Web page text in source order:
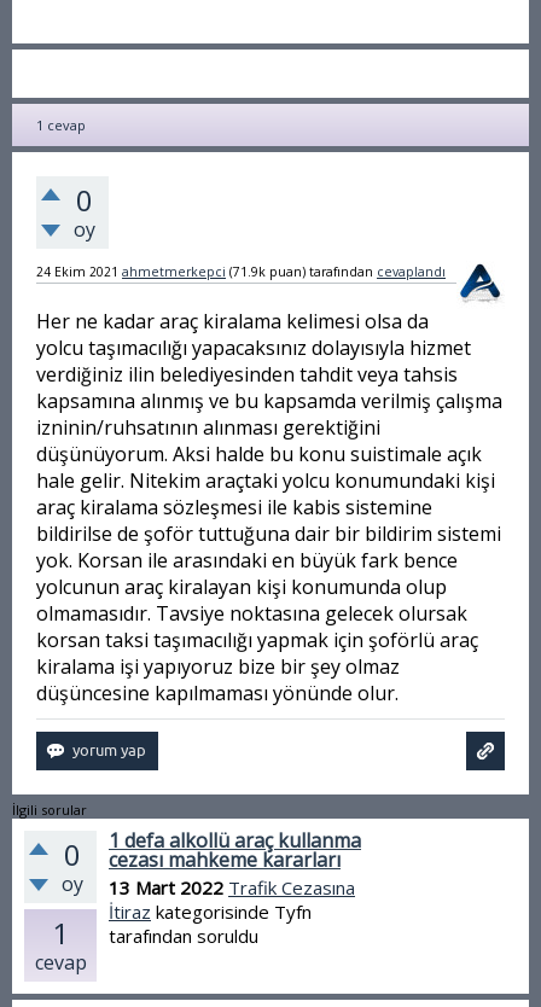
1 cevap
0
oy
24 Ekim 2021 ahmetmerkepci (71.9k puan) tarafından cevaplandı
Her ne kadar araç kiralama kelimesi olsa da
yolcu taşımacılığı yapacaksınız dolayısıyla hizmet
verdiğiniz ilin belediyesinden tahdit veya tahsis
kapsamına alınmış ve bu kapsamda verilmiş çalışma
izninin/ruhsatının alınması gerektiğini
düşünüyorum. Aksi halde bu konu suistimale açık
hale gelir. Nitekim araçtaki yolcu konumundaki kişi
araç kiralama sözleşmesi ile kabis sistemine
bildirilse de şoför tuttuğuna dair bir bildirim sistemi
yok. Korsan ile arasındaki en büyük fark bence
yolcunun araç kiralayan kişi konumunda olup
olmamasıdır. Tavsiye noktasına gelecek olursak
korsan taksi taşımacılığı yapmak için şoförlü araç
kiralama işi yapıyoruz bize bir şey olmaz
düşüncesine kapılmaması yönünde olur.
İlgili sorular
0
oy
1
cevap
1 defa alkollü araç kullanma
cezası mahkeme kararları
13 Mart 2022 Trafik Cezasına
İtiraz kategorisinde Tyfn
tarafından soruldu